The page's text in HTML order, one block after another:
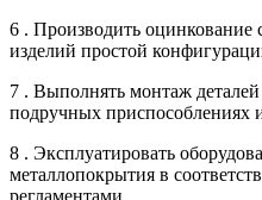
6 . Производить оцинкование
изделий простой
7 . Выполнять монтаж
подручных приспособлениях
8 . Эксплуатировать
металлопокрытия в
регламентами